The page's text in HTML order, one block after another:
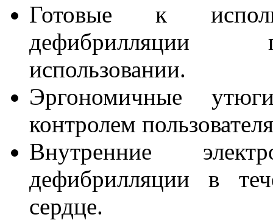
Готовые к
дефибрилляции
использовании.
Эргономичные
контролем
Внутренние
дефибрилляции в
сердце.